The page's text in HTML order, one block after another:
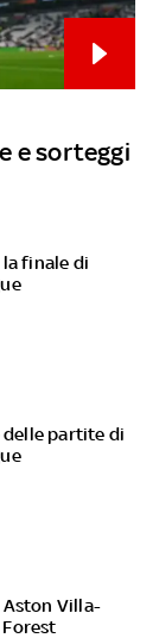
e sorteggi
la finale di
delle partite di
Aston Villa-